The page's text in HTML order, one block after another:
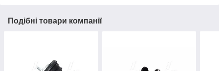
Подібні товари компанії